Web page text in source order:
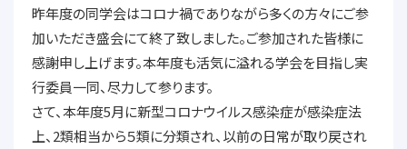
昨年度の同学会はコロナ禍でありながら多くの方々にご参
加いただき盛会にて終了致しました。ご参加された皆様に
感謝申し上げます。本年度も活気に溢れる学会を目指し実
行委員一同、尽力して参ります。
さて、本年度5月に新型コロナウイルス感染症が感染症法
上、2類相当から５類に分類され、以前の日常が取り戻され